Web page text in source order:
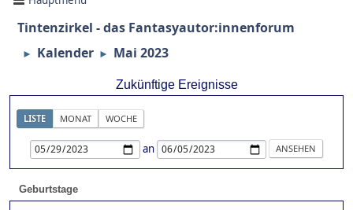
Tintenzirkel - das Fantasyautor:innenforum
► Kalender ► Mai 2023
Zukünftige Ereignisse
LISTE MONAT WOCHE
an
Geburtstage